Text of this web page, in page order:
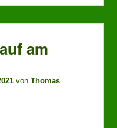
am
vonThomas